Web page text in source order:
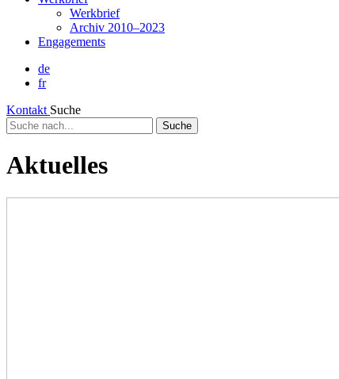
Werkbrief
Archiv 2010–2023
Engagements
de
fr
Kontakt Suche
Suche
nach...
Aktuelles